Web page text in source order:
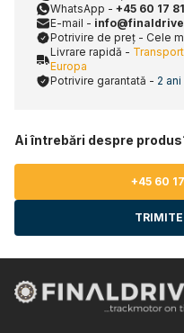
WhatsApp - +45 60 17
E-mail -
Potrivire de preț - Cele
Livrare rapidă -
Europa
Potrivire garantată - 2
Ai întrebări despre
+45 60